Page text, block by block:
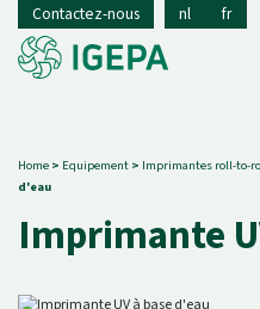
Contactez-nous nl fr
Home > Equipement > Imprimantes roll-to-
d'eau
Imprimante